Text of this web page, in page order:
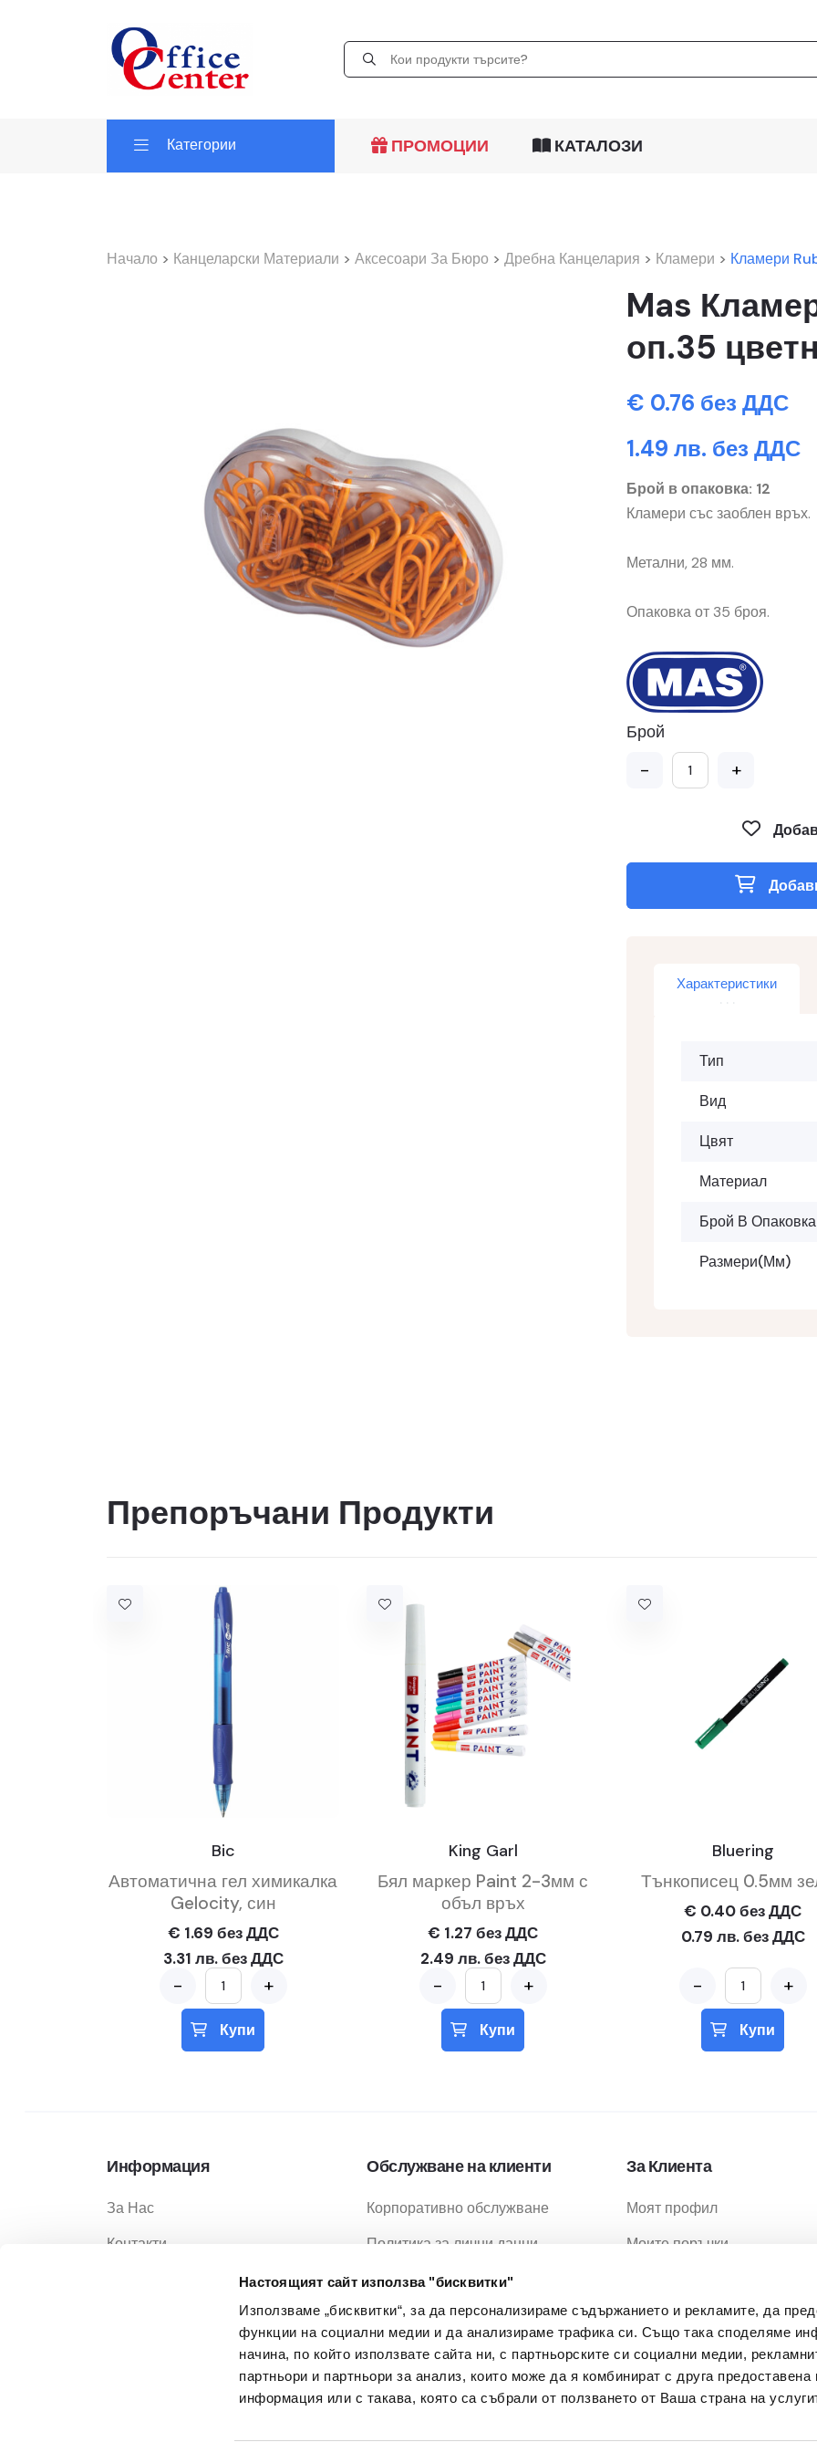
Настоящият сайт използва "бисквитки"
Използваме „бисквитки“, за да персонализираме съдържанието и рекламите, да
функции на социални медии и да анализираме трафика си. Също така споделяме
начина, по който използвате сайта ни, с партньорските си социални медии,
партньори и партньори за анализ, които може да я комбинират с друга
информация или с такава, която са събрали от ползването от Ваша страна на
Категории ПРОМОЦИИ КАТАЛОЗИ
Начало > Канцеларски Материали > Аксесоари За Бюро > Дребна Канцелария > Кламери > Кламери
Mas
оп.35
€ 0.76 без ДДС
1.49 лв. без ДДС
Брой в опаковка: 12
Кламери със заоблен връх.
Метални, 28 мм.
Опаковка от 35 броя.
Брой
- +
Характеристики
Тип
Вид
Цвят
Материал
Брой В Опаковка
Размери(мм)
Препоръчани Продукти
Bic
Автоматична гел химикалка
Gelocity, син
€ 1.69 без ДДС
3.31 лв. без ДДС
- +
Купи
King Garl
Бял маркер Paint 2-3мм с
объл връх
€ 1.27 без ДДС
2.49 лв. без ДДС
- +
Купи
Bluering
Тънкописец 0.5мм
€ 0.40 без ДДС
0.79 лв. без ДДС
- +
Купи
Информация
За Нас
Контакти
Обслужване на клиенти
Корпоративно обслужване
Политика за лични данни
Политика за бисквитки
Условия за ползване
Условия за доставка
Често Задавани Въпроси
За Клиента
Моят профил
Моите поръчки
Промоции
МОН Проекти